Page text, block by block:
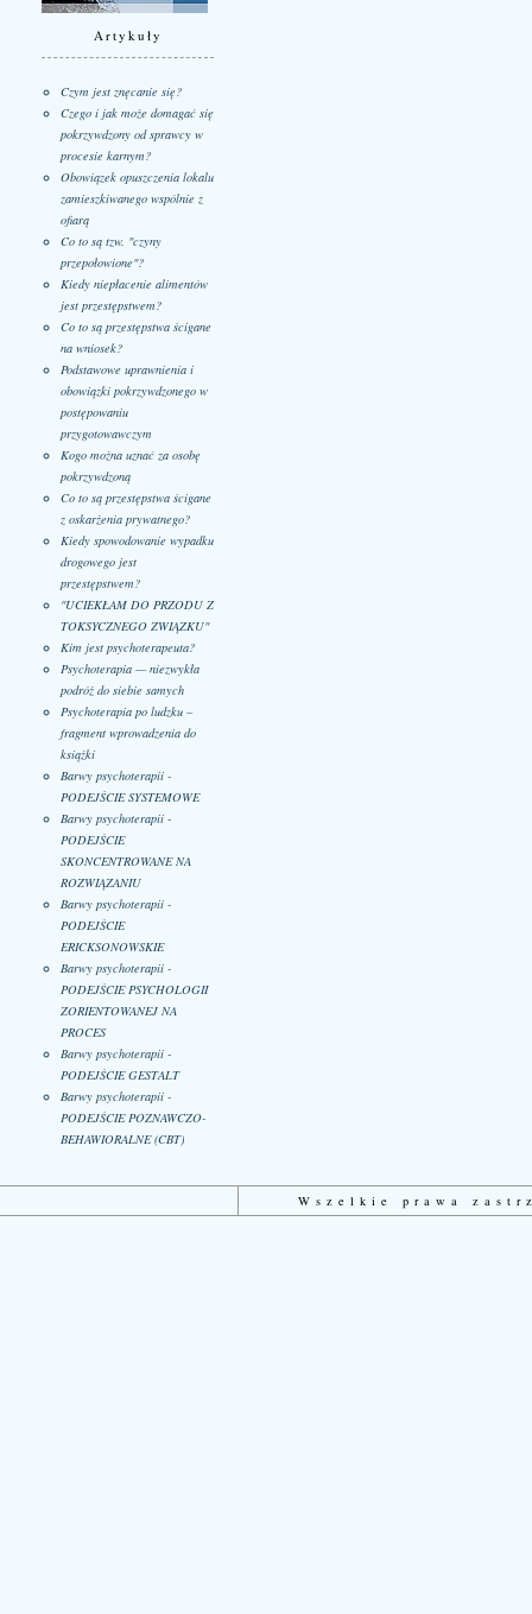
Artykuły
Czym jest znęcanie się?
Czego i jak może domagać się
pokrzywdzony od sprawcy w
procesie karnym?
Obowiązek opuszczenia lokalu
zamieszkiwanego wspólnie z
ofiarą
Co to są tzw. "czyny
przepołowione"?
Kiedy niepłacenie alimentów
jest przestępstwem?
Co to są przestępstwa ścigane
na wniosek?
Podstawowe uprawnienia i
obowiązki pokrzywdzonego w
postępowaniu
przygotowawczym
Kogo można uznać za osobę
pokrzywdzoną
Co to są przestępstwa ścigane
z oskarżenia prywatnego?
Kiedy spowodowanie wypadku
drogowego jest
przestępstwem?
"UCIEKŁAM DO PRZODU Z
TOKSYCZNEGO ZWIĄZKU"
Kim jest psychoterapeuta?
Psychoterapia — niezwykła
podróż do siebie samych
Psychoterapia po ludzku –
fragment wprowadzenia do
książki
Barwy psychoterapii -
PODEJŚCIE SYSTEMOWE
Barwy psychoterapii -
PODEJŚCIE
SKONCENTROWANE NA
ROZWIĄZANIU
Barwy psychoterapii -
PODEJŚCIE
ERICKSONOWSKIE
Barwy psychoterapii -
PODEJŚCIE PSYCHOLOGII
ZORIENTOWANEJ NA
PROCES
Barwy psychoterapii -
PODEJŚCIE GESTALT
Barwy psychoterapii -
PODEJŚCIE POZNAWCZO-
BEHAWIORALNE (CBT)
Wszelkie prawa